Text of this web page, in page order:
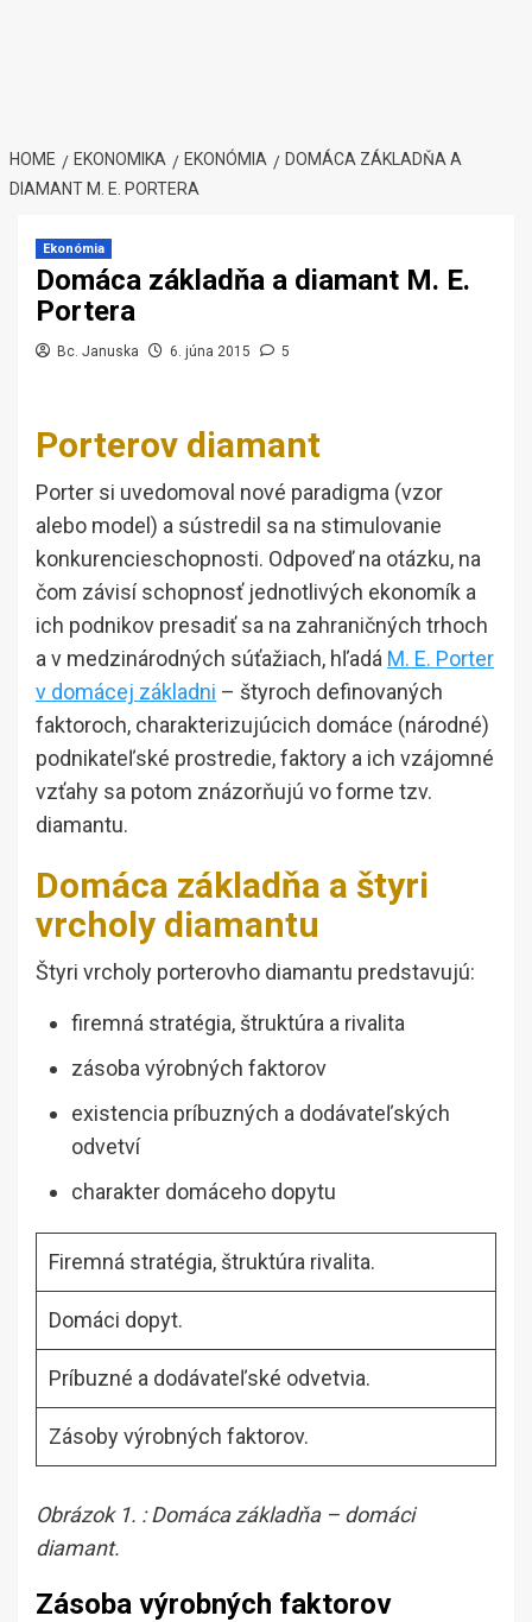
HOME EKONOMIKA EKONÓMIA
DOMÁCA ZÁKLADŇA A
DIAMANT M. E. PORTERA
Ekonómia
Domáca základňa a diamant M. E.
Portera
Bc. Januska 6. júna 2015 5
Porterov diamant
Porter si uvedomoval nové paradigma (vzor
alebo model) a sústredil sa na stimulovanie
konkurencieschopnosti. Odpoveď na otázku, na
čom závisí schopnosť jednotlivých ekonomík a
ich podnikov presadiť sa na zahraničných trhoch
a v medzinárodných súťažiach, hľadá M. E. Porter
v domácej základni – štyroch definovaných
faktoroch, charakterizujúcich domáce (národné)
podnikateľské prostredie, faktory a ich vzájomné
vzťahy sa potom znázorňujú vo forme tzv.
diamantu.
Domáca základňa a štyri
vrcholy diamantu
Štyri vrcholy porterovho diamantu predstavujú:
firemná stratégia, štruktúra a rivalita
zásoba výrobných faktorov
existencia príbuzných a dodávateľských
odvetví
charakter domáceho dopytu
Firemná stratégia, štruktúra rivalita.
Domáci dopyt.
Príbuzné a dodávateľské odvetvia.
Zásoby výrobných faktorov.
Obrázok 1. : Domáca základňa – domáci
diamant.
Zásoba výrobných faktorov